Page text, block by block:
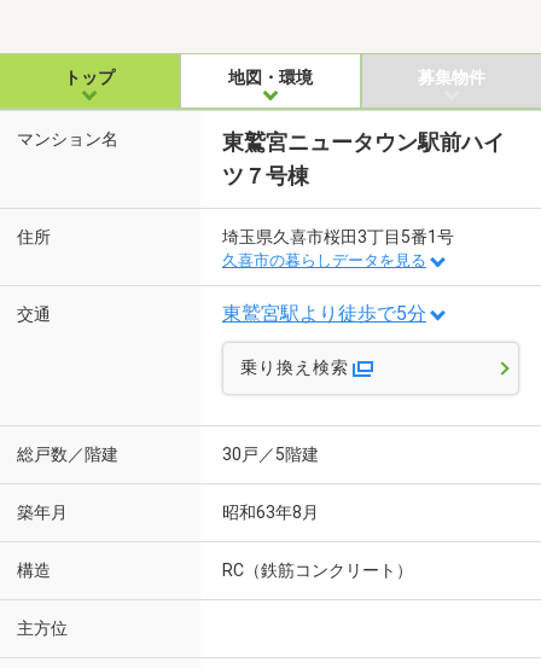
トップ 地図・環境 募集物件
マンション名
東鷲宮ニュータウン駅前ハイ
ツ７号棟
住所 埼玉県久喜市桜田3丁目5番1号
久喜市の暮らしデータを見る
交通 東鷲宮駅より徒歩で5分
乗り換え検索
総戸数／階建 30戸／5階建
築年月 昭和63年8月
構造 RC（鉄筋コンクリート）
主方位